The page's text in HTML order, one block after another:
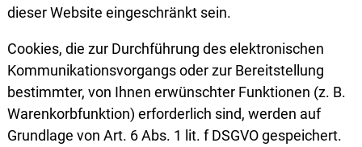
dieser Website eingeschränkt sein.
Cookies, die zur Durchführung des elektronischen
Kommunikationsvorgangs oder zur Bereitstellung
bestimmter, von Ihnen erwünschter Funktionen (z. B.
Warenkorbfunktion) erforderlich sind, werden auf
Grundlage von Art. 6 Abs. 1 lit. f DSGVO gespeichert.